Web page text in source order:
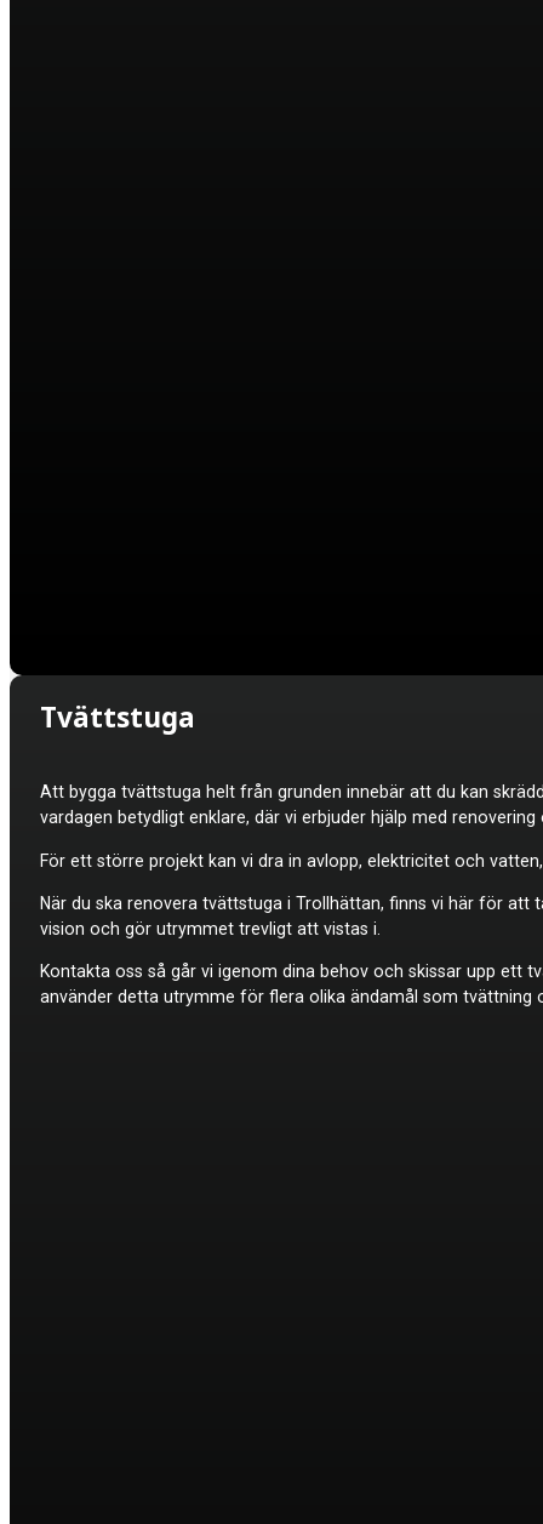
Tvättstuga
Att bygga tvättstuga helt från grunden innebär att du kan
vardagen betydligt enklare, där vi erbjuder hjälp med
För ett större projekt kan vi dra in avlopp, elektricitet och
När du ska renovera tvättstuga i Trollhättan, finns vi här för
vision och gör utrymmet trevligt att vistas i.
Kontakta oss så går vi igenom dina behov och skissar upp ett
använder detta utrymme för flera olika ändamål som tvättning